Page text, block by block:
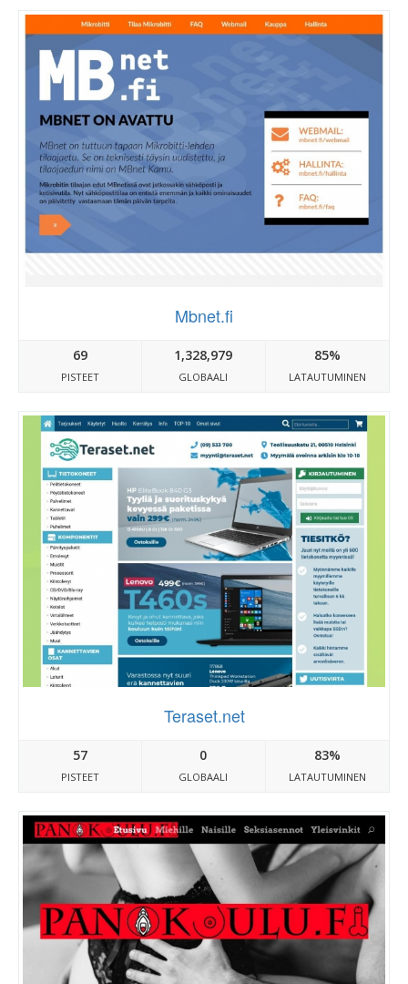
Mbnet.fi
69
PISTEET
1,328,979
GLOBAALI
85%
LATAUTUMINEN
Teraset.net
57
PISTEET
0
GLOBAALI
83%
LATAUTUMINEN